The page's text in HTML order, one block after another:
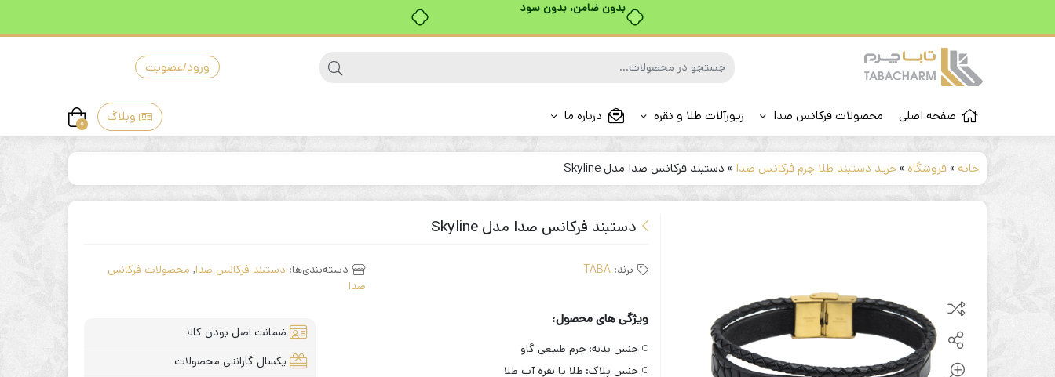
بدون ضامن، بدون سود
ورود/عضویت
صفحه اصلی محصولات فرکانس صدا زیورآلات طلا و نقره درباره ما وبلاگ 0
خانه »فروشگاه »خرید دستبند طلا چرم فرکانس صدا » دستبند فرکانس صدا مدل Skyline
دستبند فرکانس صدا مدل Skyline
برند:TABA دسته‌بندی‌ها: دستبند فرکانس صدا, محصولات فرکانس
صدا
ویژگی های محصول:
جنس بدنه: چرم طبیعی گاو
جنس پلاک: طلا یا نقره آب طلا
ضمانت اصل بودن کالا
یکسال گارانتی محصولات